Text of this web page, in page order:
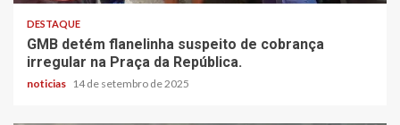
DESTAQUE
GMB detém flanelinha suspeito de cobrança
irregular na Praça da República.
noticias 14 de setembro de 2025